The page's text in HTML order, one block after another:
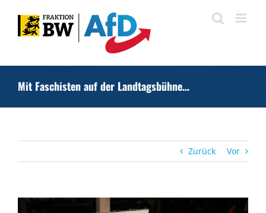
Inhalt
springen
Mit Faschisten auf der Landtagsbühne…
Zurück Vor
Zeige